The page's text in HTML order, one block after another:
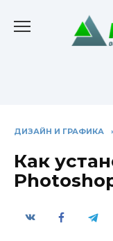
содержанию
ДИЗАЙН И ГРАФИКА
Как